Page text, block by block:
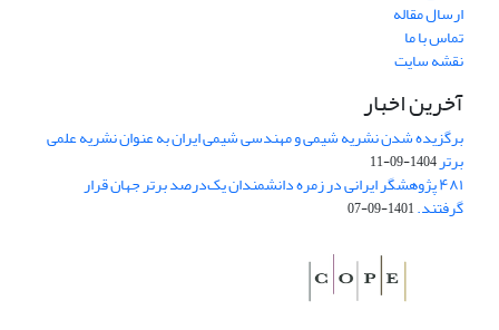
ارسال مقاله
تماس با ما
نقشه سایت
آخرین اخبار
برگزیده شدن نشریه شیمی و مهندسی شیمی ایران به عنوان نشریه علمی
برتر1404-09-11
۴۸۱ پژوهشگر ایرانی در زمره دانشمندان یک‌درصد برتر جهان قرار
گرفتند.1401-09-07